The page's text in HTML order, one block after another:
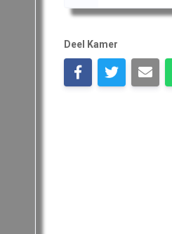
Deel Kamer